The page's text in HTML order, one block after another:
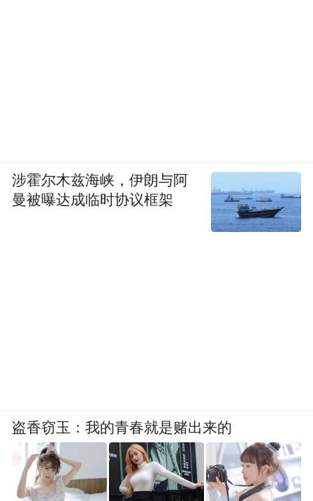
涉霍尔木兹海峡，伊朗与阿
曼被曝达成临时协议框架
盗香窃玉：我的青春就是赌出来的